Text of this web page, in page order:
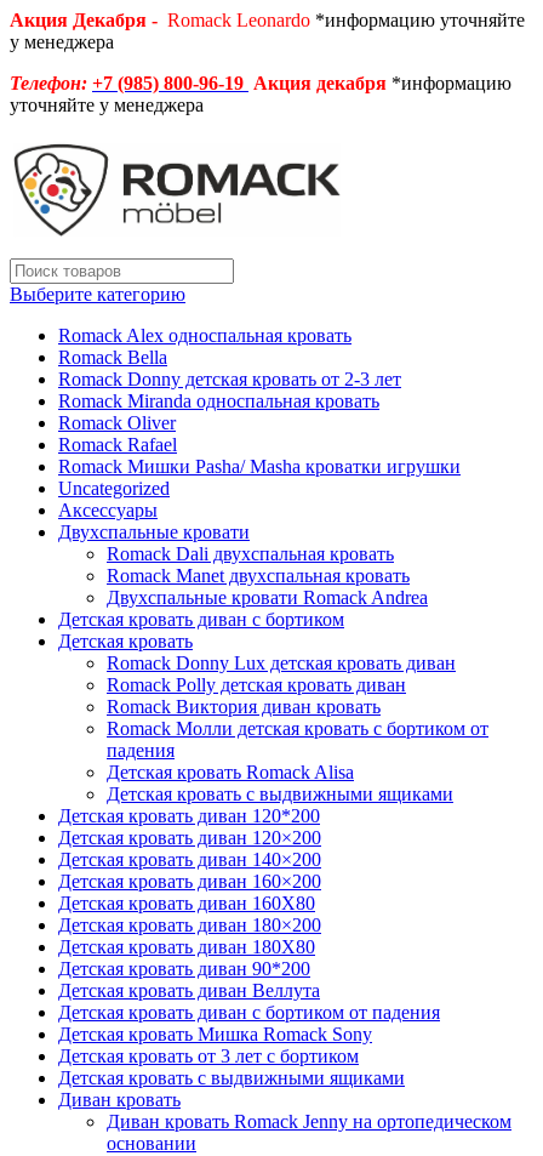
Акция Декабря - Romack Leonardo *информацию уточняйте
у менеджера
Телефон: +7 (985) 800-96-19 Акция декабря *информацию
уточняйте у менеджера
Выберите категорию
Romack Alex односпальная кровать
Romack Bella
Romack Donny детская кровать от 2-3 лет
Romack Miranda односпальная кровать
Romack Oliver
Romack Rafael
Romack Мишки Pasha/ Masha кроватки игрушки
Uncategorized
Аксессуары
Двухспальные кровати
Romack Dali двухспальная кровать
Romack Manet двухспальная кровать
Двухспальные кровати Romack Andrea
Детcкая кровать диван с бортиком
Детская кровать
Romack Donny Lux детская кровать диван
Romack Polly детская кровать диван
Romack Виктория диван кровать
Romack Молли детская кровать с бортиком от
падения
Детская кровать Romack Alisa
Детская кровать с выдвижными ящиками
Детская кровать диван 120*200
Детская кровать диван 120×200
Детская кровать диван 140×200
Детская кровать диван 160×200
Детская кровать диван 160Х80
Детская кровать диван 180×200
Детская кровать диван 180Х80
Детская кровать диван 90*200
Детская кровать диван Веллута
Детская кровать диван с бортиком от падения
Детская кровать Мишка Romack Sony
Детская кровать от 3 лет с бортиком
Детская кровать с выдвижными ящиками
Диван кровать
Диван кровать Romack Jenny на ортопедическом
основании